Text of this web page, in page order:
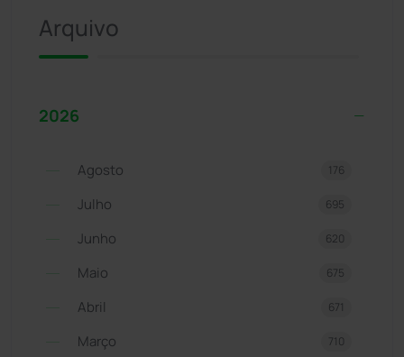
Arquivo
2026
Agosto 176
Julho 695
Junho 620
Maio 675
Abril 671
Março 710